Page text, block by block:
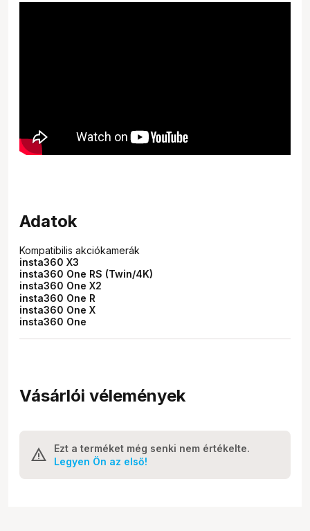
Adatok
Kompatibilis akciókamerák
insta360 X3
insta360 One RS (Twin/4K)
insta360 One X2
insta360 One R
insta360 One X
insta360 One
Vásárlói vélemények
Ezt a terméket még senki nem értékelte.
Legyen Ön az első!